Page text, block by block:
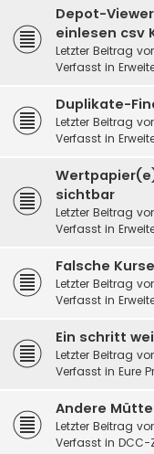
Depot-
einlesen csv
Letzter Beitrag
Verfasst in
Duplikate-
Letzter Beitrag
Verfasst in
sichtbar
Letzter Beitrag
Verfasst in
Falsche
Letzter Beitrag
Verfasst in
Ein schritt
Letzter Beitrag
Verfasst in Eure
Andere
Letzter Beitrag
Verfasst in DCC-